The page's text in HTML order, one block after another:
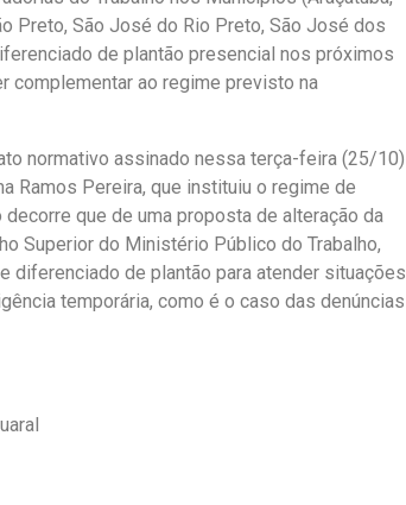
Preto, São José do Rio Preto, São José dos
de plantão presencial nos próximos
complementar ao regime previsto na
normativo assinado nessa terça-feira (25/10)
Ramos Pereira, que instituiu o regime de
que de uma proposta de alteração da
Superior do Ministério Público do Trabalho,
diferenciado de plantão para atender situações
temporária, como é o caso das denúncias